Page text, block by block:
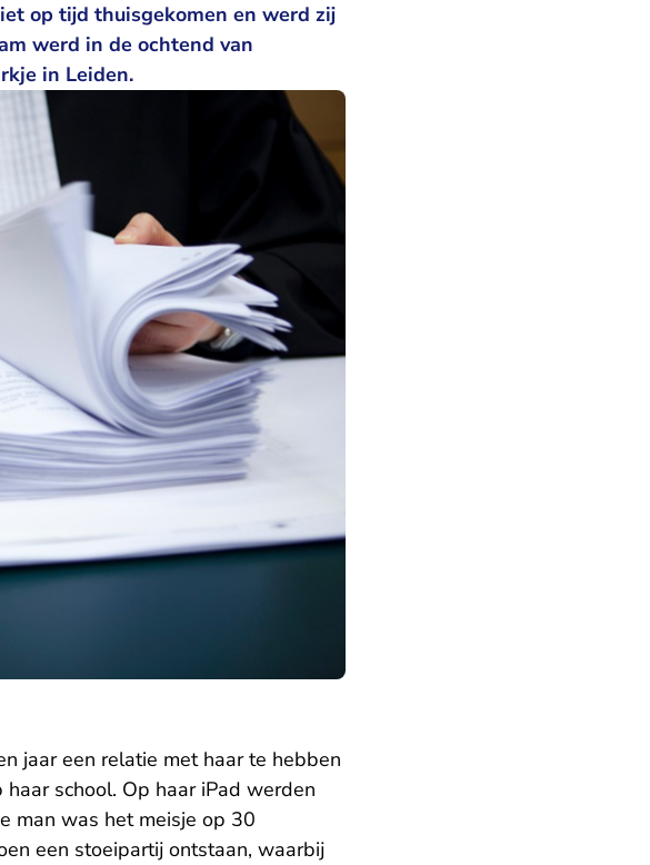
op tijd thuisgekomen en werd zij
werd in de ochtend van
in Leiden.
jaar een relatie met haar te hebben
school. Op haar iPad werden
man was het meisje op 30
een stoeipartij ontstaan, waarbij